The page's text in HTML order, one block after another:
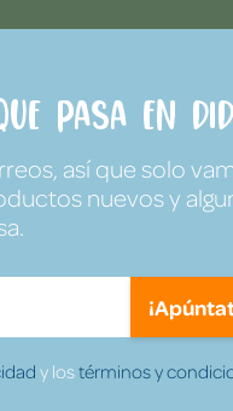
pasa en
así que solo
nuevos y
y lostérminos y